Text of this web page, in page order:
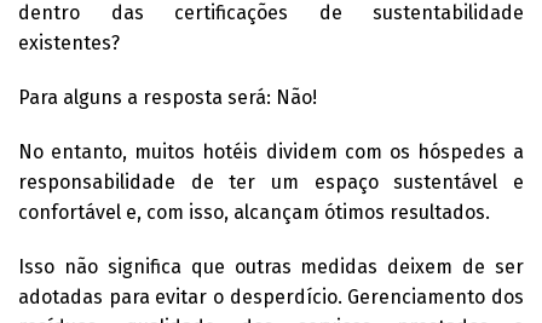
dentro das certificações de sustentabilidade
existentes?
Para alguns a resposta será: Não!
No entanto, muitos hotéis dividem com os hóspedes a
responsabilidade de ter um espaço sustentável e
confortável e, com isso, alcançam ótimos resultados.
Isso não significa que outras medidas deixem de ser
adotadas para evitar o desperdício. Gerenciamento dos